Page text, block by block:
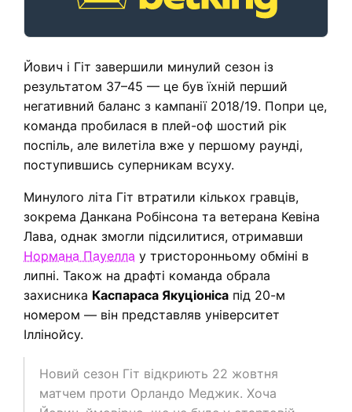
Йович і Гіт завершили минулий сезон із
результатом 37–45 — це був їхній перший
негативний баланс з кампанії 2018/19. Попри це,
команда пробилася в плей-оф шостий рік
поспіль, але вилетіла вже у першому раунді,
поступившись суперникам всуху.
Минулого літа Гіт втратили кількох гравців,
зокрема Данкана Робінсона та ветерана Кевіна
Лава, однак змогли підсилитися, отримавши
Нормана Пауелла у тристоронньому обміні в
липні. Також на драфті команда обрала
захисника Каспараса Якуціоніса під 20-м
номером — він представляв університет
Іллінойсу.
Новий сезон Гіт відкриють 22 жовтня
матчем проти Орландо Меджик. Хоча